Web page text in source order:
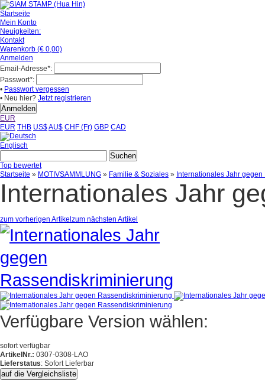
Startseite
Mein Konto
Neuigkeiten:
Kontakt
Warenkorb (€ 0,00)
Anmelden
Email-Adresse*:
Passwort*:
• Passwort vergessen
• Neu hier? Jetzt registrieren
EUR
EUR THB US$AU$ CHF (Fr) GBP CAD
Englisch
Top bewertet
Startseite » MOTIVSAMMLUNG » Familie & Soziales » Internationales Jahr
Internationales Jahr
zum vorherigen Artikel zum nächsten Artikel
Verfügbare Version wählen:
sofort verfügbar
ArtikelNr.: 0307-0308-LAO
Lieferstatus: Sofort Lieferbar
auf die Vergleichsliste